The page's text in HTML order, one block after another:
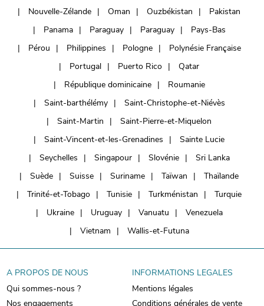
Nouvelle-Zélande
Oman Ouzbékistan
Pakistan
Panama
Paraguay Paraguay
Pays-Bas
Pérou
Philippines Pologne
Polynésie Française
Portugal
Puerto Rico
Qatar
République dominicaine
Roumanie
Saint-barthélémy
Saint-Christophe-et-Niévès
Saint-Martin
Saint-Pierre-et-Miquelon
Saint-Vincent-et-les-Grenadines
Sainte Lucie
Seychelles
Singapour Slovénie
Sri Lanka
Suède
Suisse Suriname Taïwan
Thaïlande
Trinité-et-Tobago
Tunisie Turkménistan
Turquie
Ukraine
Uruguay Vanuatu
Venezuela
Vietnam
Wallis-et-Futuna
A PROPOS DE NOUS
Qui sommes-nous ?
Nos engagements
INFORMATIONS LEGALES
Mentions légales
Conditions générales de vente